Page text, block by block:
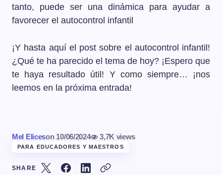
tanto, puede ser una dinámica para ayudar a
favorecer el autocontrol infantil
¡Y hasta aquí el post sobre el autocontrol infantil!
¿Qué te ha parecido el tema de hoy? ¡Espero que
te haya resultado útil! Y como siempre… ¡nos
leemos en la próxima entrada!
Mel Eliceson 10/06/2024 3,7K views
PARA EDUCADORES Y MAESTROS
SHARE